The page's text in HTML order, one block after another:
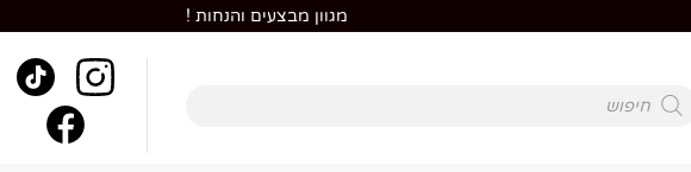
מגוון מבצעים והנחות !
Products
search